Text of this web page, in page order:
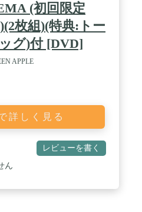
(初回限定
枚組)(特典:トー
グ)付 [DVD]
APPLE
詳しく見る
レビューを書く
ん